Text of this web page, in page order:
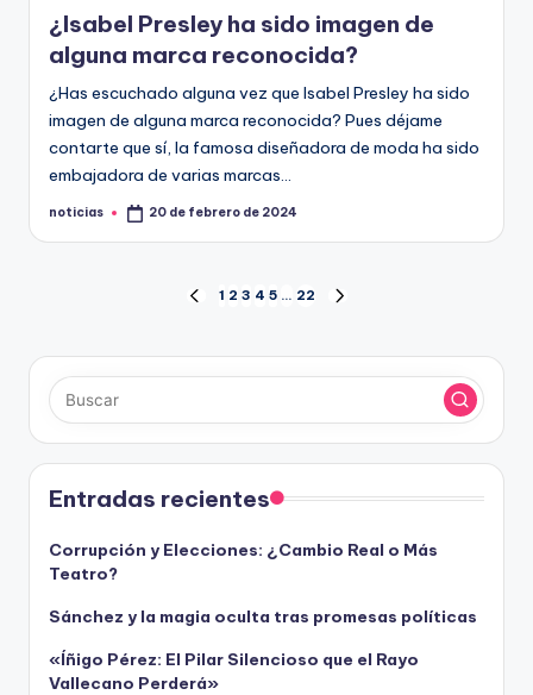
¿Isabel Presley ha sido imagen de
alguna marca reconocida?
¿Has escuchado alguna vez que Isabel Presley ha sido
imagen de alguna marca reconocida? Pues déjame
contarte que sí, la famosa diseñadora de moda ha sido
embajadora de varias marcas…
Publicado
noticias 20 de febrero de 2024
Paginación
de
entradas
PÁGINA
1 2 3 4 5 … 22
Entradas recientes
Corrupción y Elecciones: ¿Cambio Real o Más
Teatro?
Sánchez y la magia oculta tras promesas políticas
«Íñigo Pérez: El Pilar Silencioso que el Rayo
Vallecano Perderá»